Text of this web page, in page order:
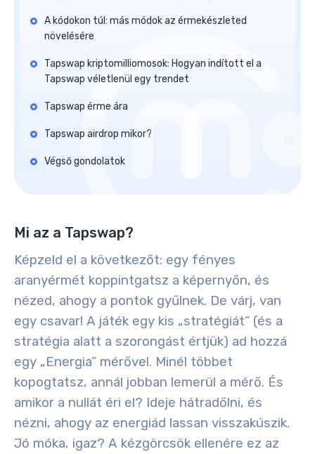
A kódokon túl: más módok az érmekészleted
növelésére
Tapswap kriptomilliomosok: Hogyan indított el a
Tapswap véletlenül egy trendet
Tapswap érme ára
Tapswap airdrop mikor?
Végső gondolatok
Mi az a Tapswap?
Képzeld el a következőt: egy fényes
aranyérmét koppintgatsz a képernyőn, és
nézed, ahogy a pontok gyűlnek. De várj, van
egy csavar! A játék egy kis „stratégiát” (és a
stratégia alatt a szorongást értjük) ad hozzá
egy „Energia” mérővel. Minél többet
kopogtatsz, annál jobban lemerül a mérő. És
amikor a nullát éri el? Ideje hátradőlni, és
nézni, ahogy az energiád lassan visszakúszik.
Jó móka, igaz? A kézgörcsök ellenére ez az